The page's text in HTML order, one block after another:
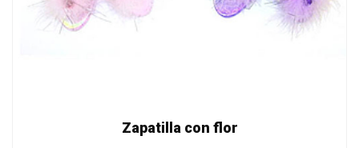
Zapatilla con flor